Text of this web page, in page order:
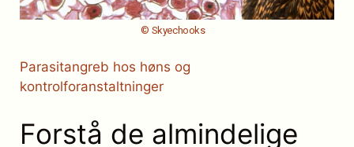
© Skyechooks
Parasitangreb hos høns og
kontrolforanstaltninger
Forstå de almindelige